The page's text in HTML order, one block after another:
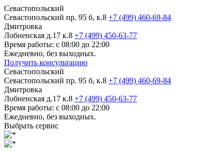
Севастопольский
Севастопольский пр. 95 б, к.8 +7 (499) 460-69-84
Дмитровка
Лобненская д.17 к.8 +7 (499) 450-63-77
Время работы: с 08:00 до 22:00
Ежедневно, без выходных.
Получить консультацию
Севастопольский
Севастопольский пр. 95 б, к.8 +7 (499) 460-69-84
Дмитровка
Лобненская д.17 к.8 +7 (499) 450-63-77
Время работы: с 08:00 до 22:00
Ежедневно, без выходных.
Выбрать сервис